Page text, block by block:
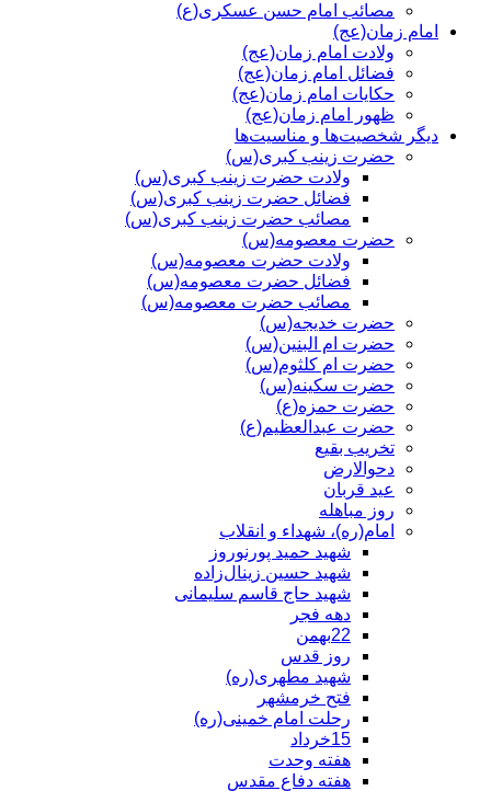
مصائب امام حسن عسکری(ع)
امام زمان(عج)
ولادت امام زمان(عج)
فضائل امام زمان(عج)
حکایات امام زمان(عج)
ظهور امام زمان(عج)
دیگر شخصیت‌ها و مناسیت‌ها
حضرت زینب کبری(س)
ولادت حضرت زینب کبری(س)
فضائل حضرت زینب کبری(س)
مصائب حضرت زینب کبری(س)
حضرت معصومه(س)
ولادت حضرت معصومه(س)
فضائل حضرت معصومه(س)
مصائب حضرت معصومه(س)
حضرت خدیجه(س)
حضرت ام البنین(س)
حضرت ام کلثوم(س)
حضرت سکینه(س)
حضرت حمزه(ع)
حضرت عبدالعظیم(ع)
تخریب بقیع
دحوالارض
عید قربان
روز مباهله
امام(ره)، شهداء و انقلاب
شهید حمید پورنوروز
شهید حسین زینال‌زاده
شهید حاج قاسم سلیمانی
دهه فجر
22بهمن
روز قدس
شهید مطهری(ره)
فتح خرمشهر
رحلت امام خمینی(ره)
15خرداد
هفته وحدت
هفته دفاع مقدس